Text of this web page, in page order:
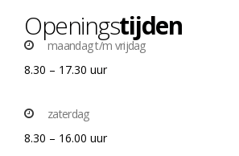
Openingstijden
maandag t/m vrijdag
8.30 – 17.30 uur
zaterdag
8.30 – 16.00 uur